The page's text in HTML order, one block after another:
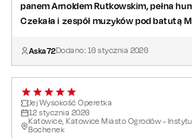
Tenor:Albert Memeti
Orkiestra Symfoników Bydgoskich
Czas trwania: 1,5 godziny z przerwą
panem Arnoldem Rutkowskim, pełna
Czekała i zespół muzyków pod batutą
Aska72Dodano: 16 stycznia 2026
Jej Wysokość Operetka
12 stycznia 2026
Katowice, Katowice Miasto Ogrodów -
Bochenek